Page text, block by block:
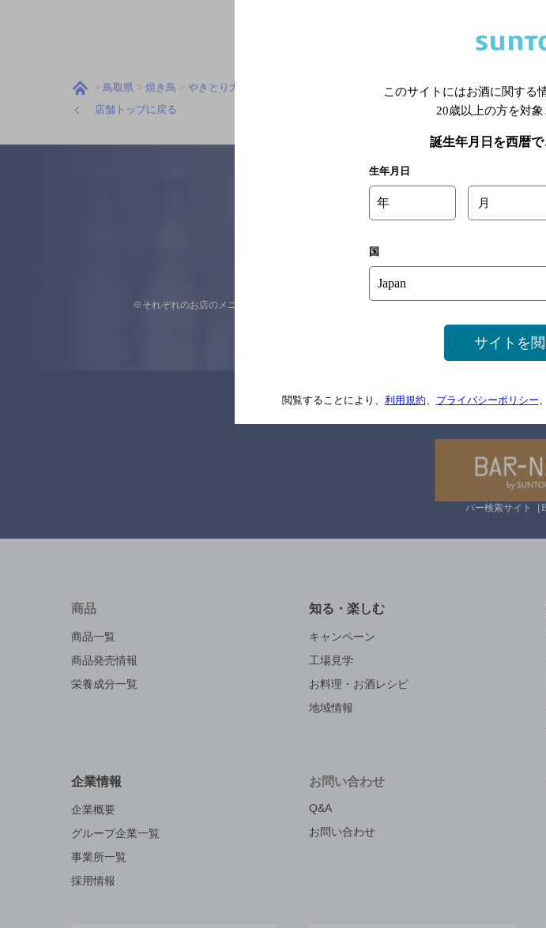
鳥取県 焼き鳥 やきとり大吉 淀江店
店舗トップに戻る
※それぞれのお店のメニューや営業時間などの掲載情報については、
情報提供：ぐ
関連リ
バー検索サイト［
商品
商品一覧
商品発売情報
栄養成分一覧
知る・楽しむ
キャンペーン
工場見学
お料理・お酒レシピ
地域情報
企業情報
企業概要
グループ企業一覧
事業所一覧
採用情報
お問い合わせ
Q&A
お問い合わせ
このサイトにはお酒に関する
20歳以上の方を対象
誕生年月日を西暦で
生年月日
年 月
国
サイトを
閲覧することにより、 利用規約 プライバシーポリシー